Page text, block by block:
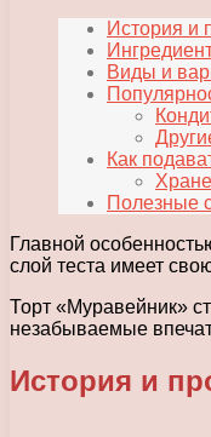
История и
Виды и
Как
Полезные
Главной
слой теста имеет
Торт «Муравейник»
незабываемые
История и